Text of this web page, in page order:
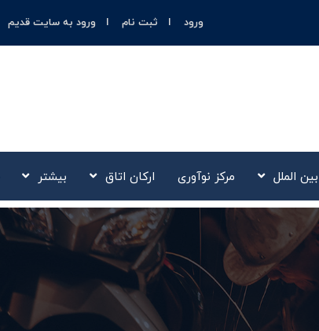
ورود ثبت نام ورود به سایت قدیم
بین الملل مرکز نوآوری‌ ارکان اتاق بیشتر